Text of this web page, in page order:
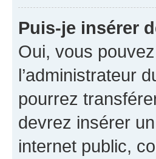
Puis-je insérer
Oui, vous
l’administrateur
pourrez
devrez insérer
internet public,